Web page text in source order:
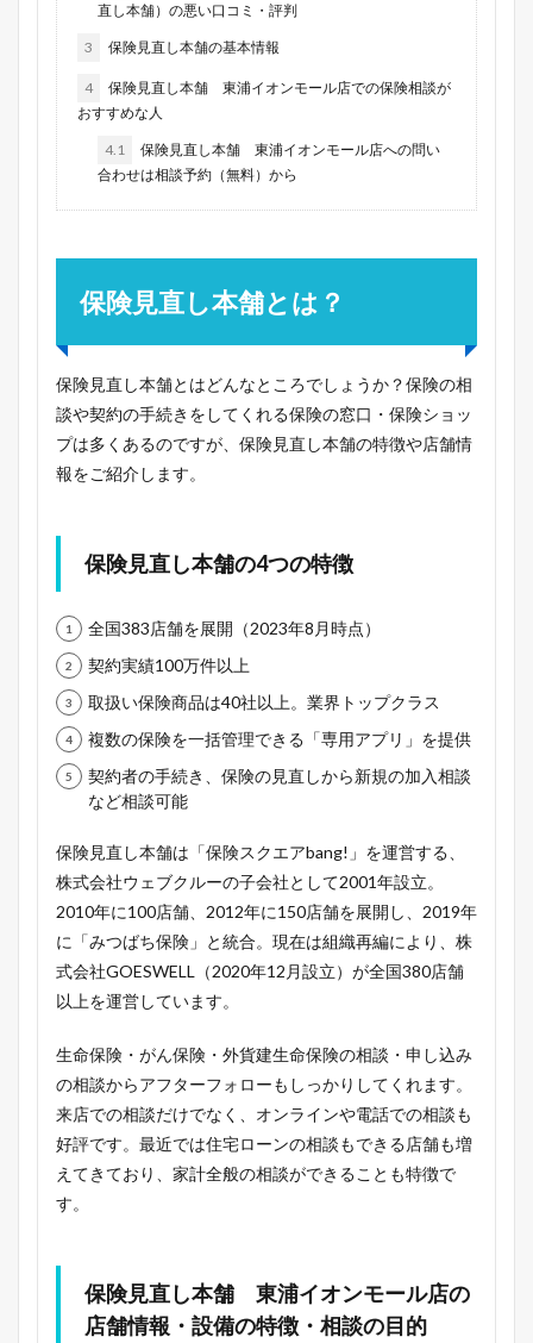
直し本舗）の悪い口コミ・評判
3 保険見直し本舗の基本情報
4
保険見直し本舗 東浦イオンモール店での保険相談が
おすすめな人
4.1
保険見直し本舗 東浦イオンモール店への問い
合わせは相談予約（無料）から
保険見直し本舗とは？
保険見直し本舗とはどんなところでしょうか？保険の相
談や契約の手続きをしてくれる保険の窓口・保険ショッ
プは多くあるのですが、保険見直し本舗の特徴や店舗情
報をご紹介します。
保険見直し本舗の4つの特徴
全国383店舗を展開（2023年8月時点）
契約実績100万件以上
取扱い保険商品は40社以上。業界トップクラス
複数の保険を一括管理できる「専用アプリ」を提供
契約者の手続き、保険の見直しから新規の加入相談
など相談可能
保険見直し本舗は「保険スクエアbang!」を運営する、
株式会社ウェブクルーの子会社として2001年設立。
2010年に100店舗、2012年に150店舗を展開し、2019年
に「みつばち保険」と統合。現在は組織再編により、株
式会社GOESWELL（2020年12月設立）が全国380店舗
以上を運営しています。
生命保険・がん保険・外貨建生命保険の相談・申し込み
の相談からアフターフォローもしっかりしてくれます。
来店での相談だけでなく、オンラインや電話での相談も
好評です。最近では住宅ローンの相談もできる店舗も増
えてきており、家計全般の相談ができることも特徴で
す。
保険見直し本舗 東浦イオンモール店の
店舗情報・設備の特徴・相談の目的